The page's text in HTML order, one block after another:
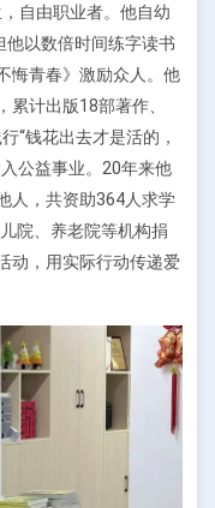
自由职业者。他自幼
他以数倍时间练字读书
悔青春》激励众人。他
计出版18部著作、
“钱花出去才是活的，
公益事业。20年来他
人，共资助364人求学
院、养老院等机构捐
动，用实际行动传递爱